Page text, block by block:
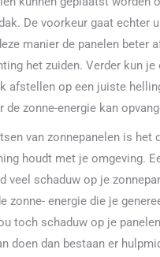
De voorkeur gaat echter
manier de panelen beter
het zuiden. Verder kun je
afstellen op een juiste
de zonne-energie kan
van zonnepanelen is het
houdt met je omgeving.
veel schaduw op je
zonne- energie die je
toch schaduw op je
doen dan bestaan er